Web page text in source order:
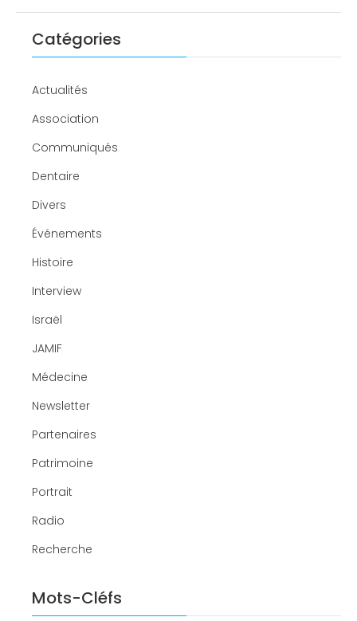
Catégories
Actualités
Association
Communiqués
Dentaire
Divers
Événements
Histoire
Interview
Israël
JAMIF
Médecine
Newsletter
Partenaires
Patrimoine
Portrait
Radio
Recherche
Mots-Cléfs